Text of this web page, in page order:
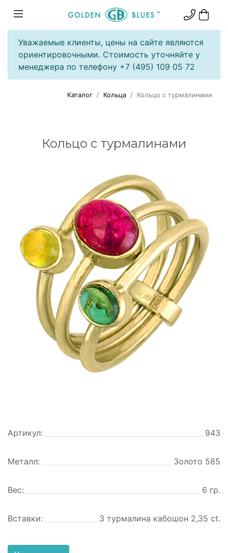
Уважаемые клиенты, цены на сайте являются
ориентировочными. Стоимость уточняйте у
менеджера по телефону +7 (495) 109 05 72
Каталог Кольца Кольцо с турмалинами
Кольцо с турмалинами
Артикул: 943
Металл: Золото 585
Вес: 6 гр.
Вставки: 3 турмалина кабошон 2,35 ct.